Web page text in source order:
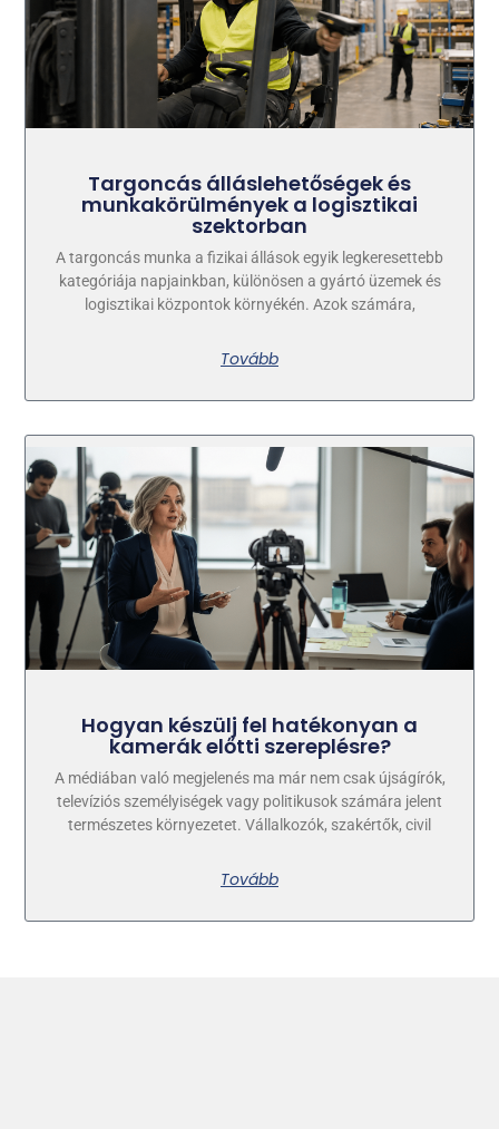
Targoncás álláslehetőségek és
munkakörülmények a logisztikai
szektorban
A targoncás munka a fizikai állások egyik legkeresettebb
kategóriája napjainkban, különösen a gyártó üzemek és
logisztikai központok környékén. Azok számára,
Tovább
Hogyan készülj fel hatékonyan a
kamerák előtti szereplésre?
A médiában való megjelenés ma már nem csak újságírók,
televíziós személyiségek vagy politikusok számára jelent
természetes környezetet. Vállalkozók, szakértők, civil
Tovább